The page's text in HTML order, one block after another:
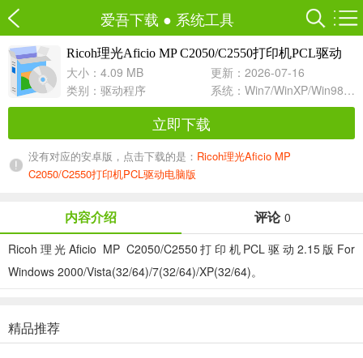
爱吾下载 ● 系统工具
Ricoh理光Aficio MP C2050/C2550打印机PCL驱动
2.15
大小：4.09 MB
更新：2026-07-16
类别： 驱动程序 系统：Win7/WinXP/Win98/Win8/Win10兼容软件
立即下载
没有对应的安卓版，点击下载的是： Ricoh理光Aficio MP
C2050/C2550打印机PCL驱动电脑版
内容介绍 评论 0
Ricoh理光Aficio MP C2050/C2550打印机PCL驱动2.15版For
Windows 2000/Vista(32/64)/7(32/64)/XP(32/64)。
精品推荐